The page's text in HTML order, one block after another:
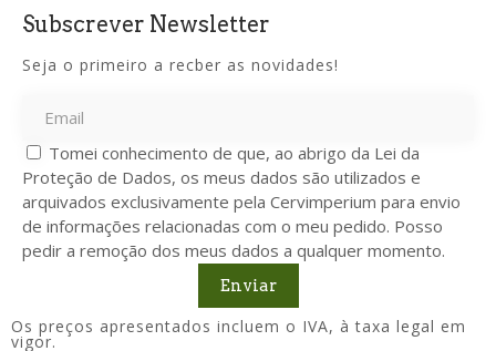
Subscrever Newsletter
Seja o primeiro a recber as novidades!
Tomei conhecimento de que, ao abrigo da Lei da
Proteção de Dados, os meus dados são utilizados e
arquivados exclusivamente pela Cervimperium para envio
de informações relacionadas com o meu pedido. Posso
pedir a remoção dos meus dados a qualquer momento.
Enviar
Os preços apresentados incluem o IVA, à taxa legal em
vigor.